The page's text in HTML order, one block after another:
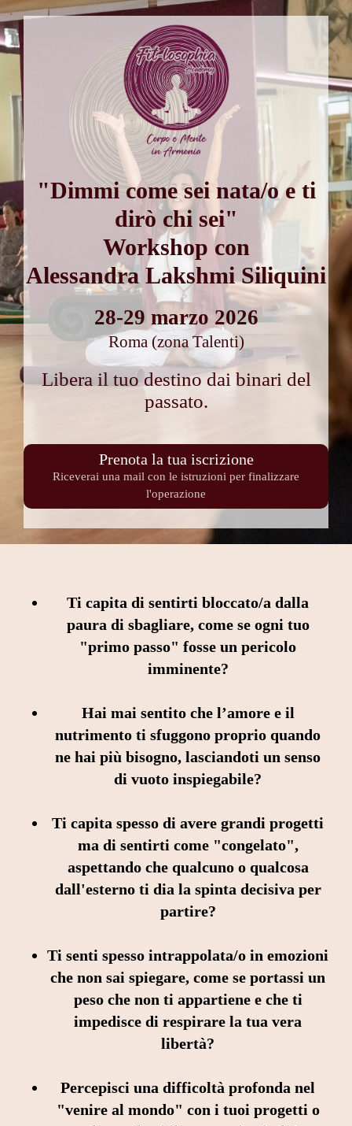
"Dimmi come sei nata/o e ti
dirò chi sei"
Workshop con
Alessandra Lakshmi Siliquini
28-29 marzo 2026
Roma (zona Talenti)
Libera il tuo destino dai binari del
passato.
Prenota la tua iscrizione
Riceverai una mail con le istruzioni per finalizzare
l'operazione
Ti capita di sentirti bloccato/a dalla
paura di sbagliare, come se ogni tuo
"primo passo" fosse un pericolo
imminente?
Hai mai sentito che l’amore e il
nutrimento ti sfuggono proprio quando
ne hai più bisogno, lasciandoti un senso
di vuoto inspiegabile?
Ti capita spesso di avere grandi progetti
ma di sentirti come "congelato",
aspettando che qualcuno o qualcosa
dall'esterno ti dia la spinta decisiva per
partire?
Ti senti spesso intrappolata/o in emozioni
che non sai spiegare, come se portassi un
peso che non ti appartiene e che ti
impedisce di respirare la tua vera
libertà?
Percepisci una difficoltà profonda nel
"venire al mondo" con i tuoi progetti o